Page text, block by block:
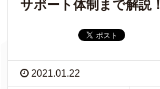
サポート体制まで解説！
2021.01.22